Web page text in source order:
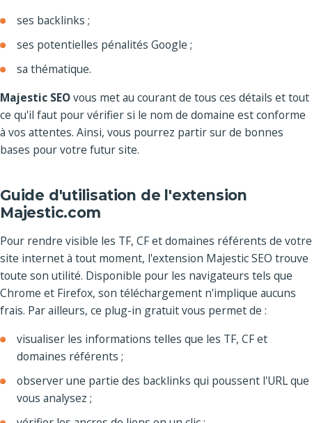
ses backlinks ;
ses potentielles pénalités Google ;
sa thématique.
Majestic SEOvous met au courant de tous ces détails et tout
ce qu'il faut pour vérifier si le nom de domaine est conforme
à vos attentes. Ainsi, vous pourrez partir sur de bonnes
bases pour votre futur site.
Guide d'utilisation de l'extension
Majestic.com
Pour rendre visible les TF, CF et domaines référents de votre
site internet à tout moment, l'extension Majestic SEO trouve
toute son utilité. Disponible pour les navigateurs tels que
Chrome et Firefox, son téléchargement n'implique aucuns
frais. Par ailleurs, ce plug-in gratuit vous permet de :
visualiser les informations telles que les TF, CF et
domaines référents ;
observer une partie des backlinks qui poussent l'URL que
vous analysez ;